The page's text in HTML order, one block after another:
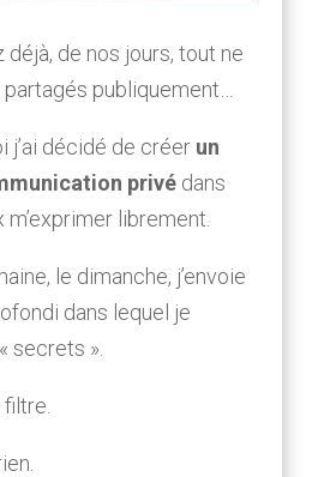
déjà, de nos jours, tout ne
publiquement…
j’ai décidé de créer un
privé dans
m’exprimer librement.
le dimanche, j’envoie
dans lequel je
secrets ».